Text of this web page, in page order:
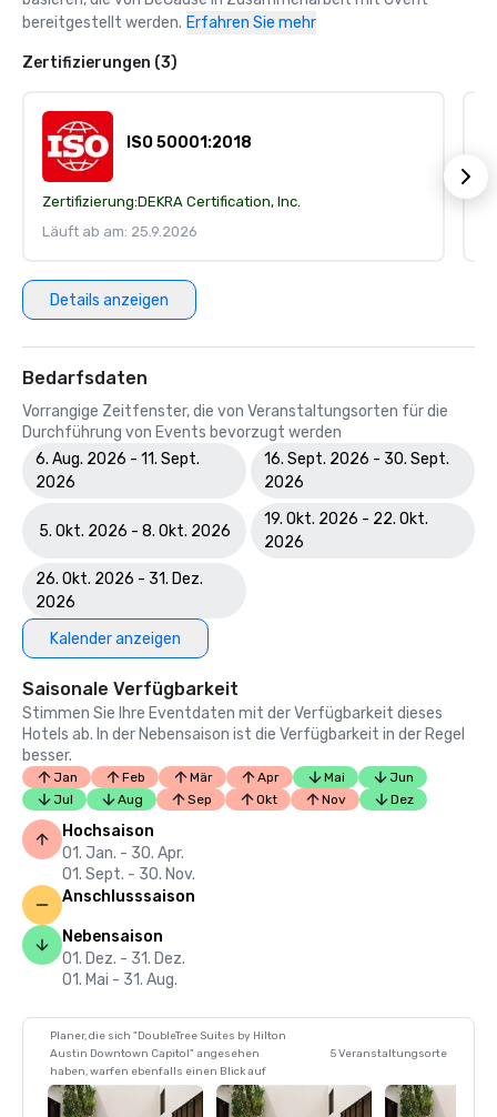
bereitgestellt werden. Erfahren Sie mehr
Zertifizierungen (3)
ISO 50001:2018
Zertifizierung:DEKRA Certification, Inc.
Läuft ab am: 25.9.2026
Details anzeigen
Bedarfsdaten
Vorrangige Zeitfenster, die von Veranstaltungsorten für die
Durchführung von Events bevorzugt werden
6. Aug. 2026 - 11. Sept.
2026
16. Sept. 2026 - 30. Sept.
2026
5. Okt. 2026 - 8. Okt. 2026
19. Okt. 2026 - 22. Okt.
2026
26. Okt. 2026 - 31. Dez.
2026
Kalender anzeigen
Saisonale Verfügbarkeit
Stimmen Sie Ihre Eventdaten mit der Verfügbarkeit dieses
Hotels ab. In der Nebensaison ist die Verfügbarkeit in der Regel
besser.
Jan Feb Mär Apr Mai
Jun
Jul
Aug Sep Okt Nov Dez
Hochsaison
01. Jan. - 30. Apr.
01. Sept. - 30. Nov.
Anschlusssaison
Nebensaison
01. Dez. - 31. Dez.
01. Mai - 31. Aug.
Planer, die sich "DoubleTree Suites by Hilton
Austin Downtown Capitol" angesehen
haben, warfen ebenfalls einen Blick auf
5 Veranstaltungsorte